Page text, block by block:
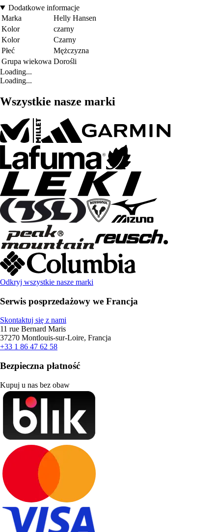
Dodatkowe informacje
Marka
Helly Hansen
Kolor
czarny
Kolor
Czarny
Płeć
Mężczyzna
Grupa wiekowa Dorośli
Loading...
Loading...
Wszystkie nasze marki
Odkryj wszystkie nasze marki
Serwis posprzedażowy we Francja
Skontaktuj się z nami
11 rue Bernard Maris
37270 Montlouis-sur-Loire, Francja
+33 1 86 47 62 58
Bezpieczna płatność
Kupuj u nas bez obaw